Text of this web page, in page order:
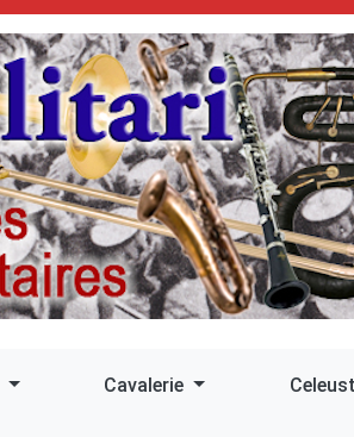
Cavalerie